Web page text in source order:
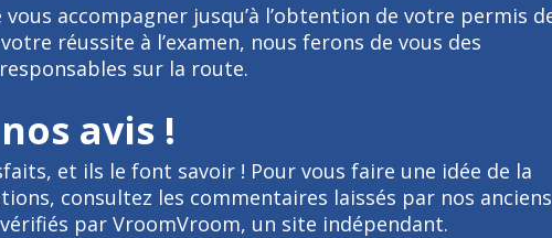
accompagner jusqu’à l’obtention de votre permis
réussite à l’examen, nous ferons de vous des
sur la route.
avis !
et ils le font savoir ! Pour vous faire une idée de la
consultez les commentaires laissés par nos anciens
vérifiés par VroomVroom, un site indépendant.